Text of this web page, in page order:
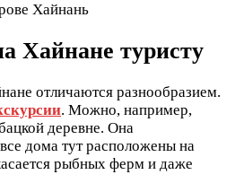
Хайнань
Хайнане туристу
отличаются разнообразием.
. Можно, например,
деревне. Она
дома тут расположены на
рыбных ферм и даже